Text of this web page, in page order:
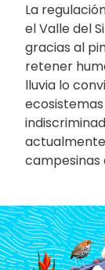
La
el Valle del
gracias al
retener
lluvia lo
campesinas